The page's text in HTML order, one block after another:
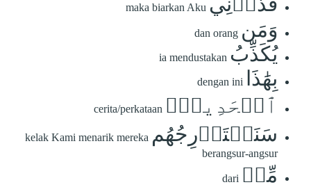
maka biarkan Aku
وَمَن dan orang
يُكَذِّبُ ia mendustakan
بِهَٰذَا dengan ini
ٱلۡحَدِيثِۖ cerita/perkataan
سَنَسۡتَدۡرِجُهُم kelak Kami menarik mereka
berangsur-angsur
مِّنۡ dari